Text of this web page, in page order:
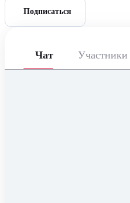
Подписаться
Чат Участники